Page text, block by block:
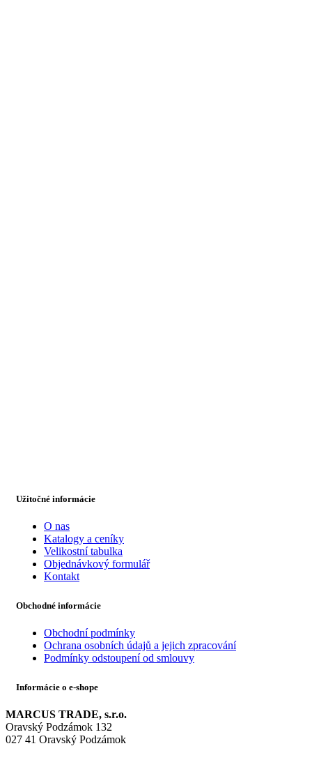
Užitočné informácie
O nas
Katalogy a ceníky
Velikostní tabulka
Objednávkový formulář
Kontakt
Obchodné informácie
Obchodní podmínky
Ochrana osobních údajů a jejich zpracování
Podmínky odstoupení od smlouvy
Informácie o e-shope
MARCUS TRADE, s.r.o.
Oravský Podzámok 132
027 41 Oravský Podzámok